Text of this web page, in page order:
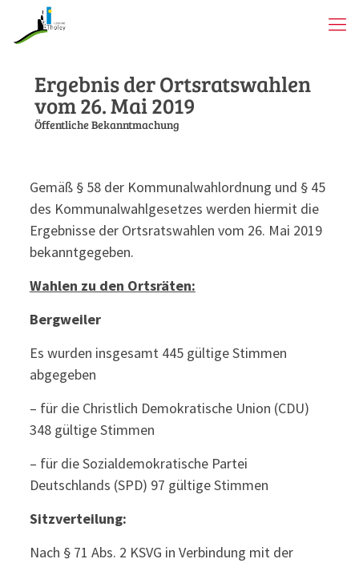
Ergebnis der Ortsratswahlen
vom 26. Mai 2019
Öffentliche Bekanntmachung
Gemäß § 58 der Kommunalwahlordnung und § 45
des Kommunalwahlgesetzes werden hiermit die
Ergebnisse der Ortsratswahlen vom 26. Mai 2019
bekanntgegeben.
Wahlen zu den Ortsräten:
Bergweiler
Es wurden insgesamt 445 gültige Stimmen
abgegeben
– für die Christlich Demokratische Union (CDU)
348 gültige Stimmen
– für die Sozialdemokratische Partei
Deutschlands (SPD) 97 gültige Stimmen
Sitzverteilung:
Nach § 71 Abs. 2 KSVG in Verbindung mit der